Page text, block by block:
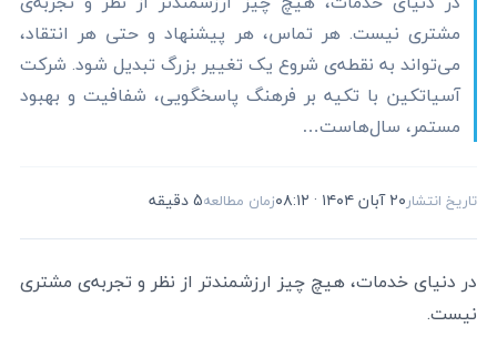
مشتری نیست. هر تماس، هر پیشنهاد و حتی هر انتقاد،
می‌تواند به نقطه‌ی شروع یک تغییر بزرگ تبدیل شود. شرکت
آسیاتکین با تکیه بر فرهنگ پاسخگویی، شفافیت و بهبود
مستمر، سال‌هاست…
تاریخ انتشار۲۰ آبان ۱۴۰۴ · ۰۸:۱۲ زمان مطالعه5 دقیقه
در دنیای خدمات، هیچ چیز ارزشمندتر از نظر و تجربه‌ی مشتری
نیست.